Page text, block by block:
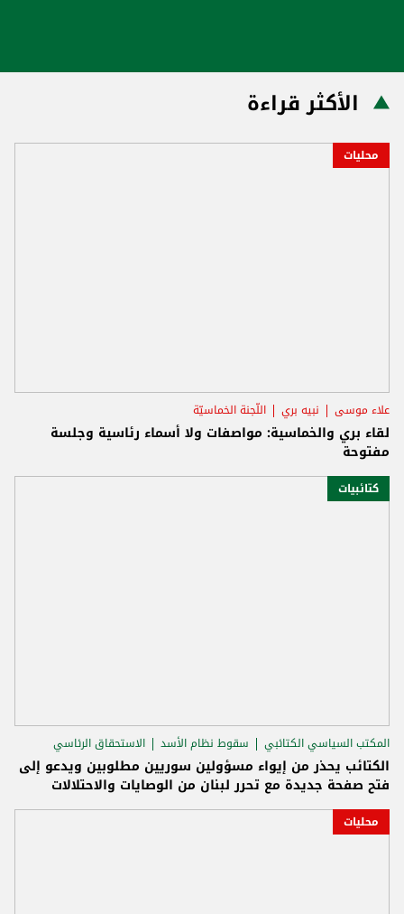
الأكثر قراءة
محليات
علاء موسى نبيه بري اللّجنة الخماسيّة
لقاء بري والخماسية: مواصفات ولا أسماء رئاسية وجلسة
مفتوحة
كتائبيات
المكتب السياسي الكتائبي سقوط نظام الأسد الاستحقاق الرئاسي
الكتائب يحذر من إيواء مسؤولين سوريين مطلوبين ويدعو إلى
فتح صفحة جديدة مع تحرر لبنان من الوصايات والاحتلالات
محليات